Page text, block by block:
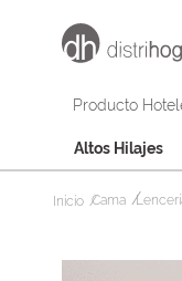
Producto
Altos Hilajes
Cama